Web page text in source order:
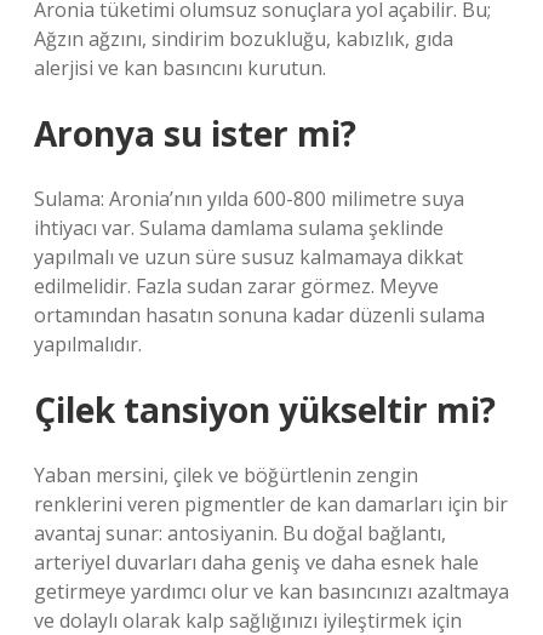
Aronia tüketimi olumsuz sonuçlara yol açabilir. Bu;
Ağzın ağzını, sindirim bozukluğu, kabızlık, gıda
alerjisi ve kan basıncını kurutun.
Aronya su ister mi?
Sulama: Aronia’nın yılda 600-800 milimetre suya
ihtiyacı var. Sulama damlama sulama şeklinde
yapılmalı ve uzun süre susuz kalmamaya dikkat
edilmelidir. Fazla sudan zarar görmez. Meyve
ortamından hasatın sonuna kadar düzenli sulama
yapılmalıdır.
Çilek tansiyon yükseltir mi?
Yaban mersini, çilek ve böğürtlenin zengin
renklerini veren pigmentler de kan damarları için bir
avantaj sunar: antosiyanin. Bu doğal bağlantı,
arteriyel duvarları daha geniş ve daha esnek hale
getirmeye yardımcı olur ve kan basıncınızı azaltmaya
ve dolaylı olarak kalp sağlığınızı iyileştirmek için